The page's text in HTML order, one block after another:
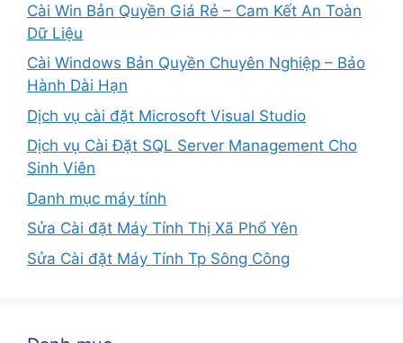
Cài Win Bản Quyền Giá Rẻ – Cam Kết An Toàn
Dữ Liệu
Cài Windows Bản Quyền Chuyên Nghiệp – Bảo
Hành Dài Hạn
Dịch vụ cài đặt Microsoft Visual Studio
Dịch vụ Cài Đặt SQL Server Management Cho
Sinh Viên
Danh mục máy tính
Sửa Cài đặt Máy Tính Thị Xã Phổ Yên
Sửa Cài đặt Máy Tính Tp Sông Công